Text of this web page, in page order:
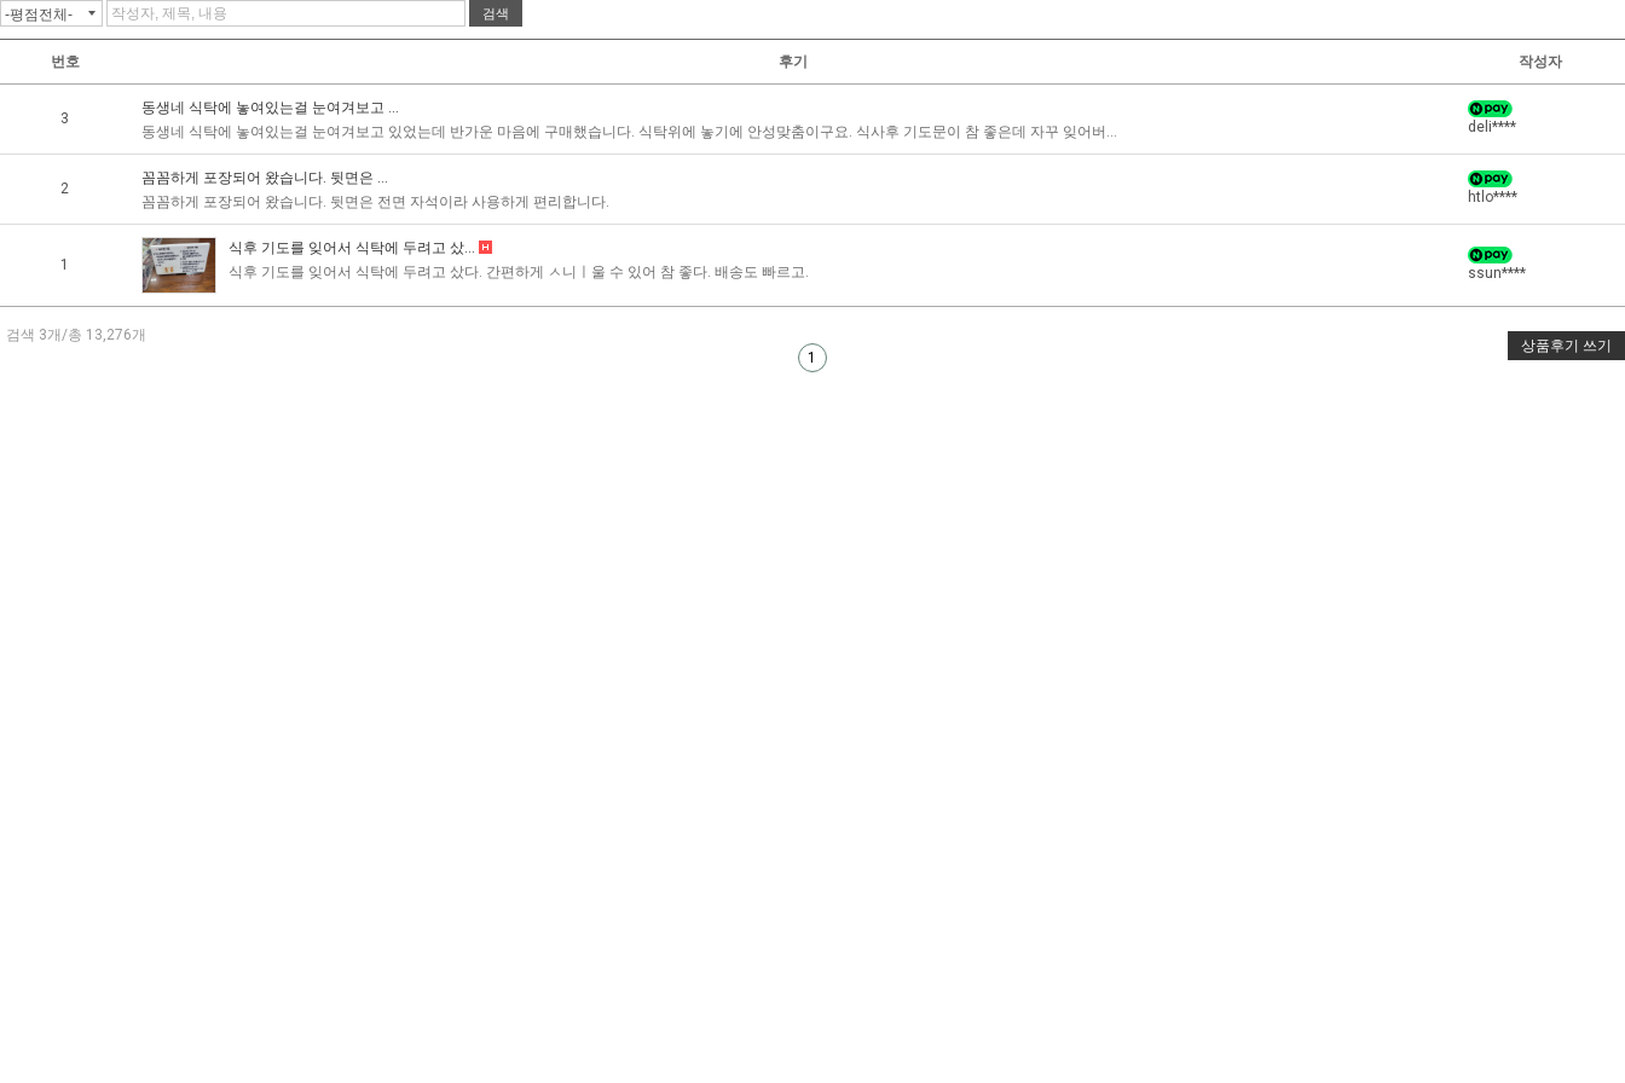
번호 후기 작성자
3
동생네 식탁에 놓여있는걸 눈여겨보고 ...
동생네 식탁에 놓여있는걸 눈여겨보고 있었는데 반가운 마음에 구매했습니다. 식탁위에 놓기에 안성맞춤이구요. 식사후 기도문이 참 좋은데 자꾸 잊어버...
deli****
2
꼼꼼하게 포장되어 왔습니다. 뒷면은 ...
꼼꼼하게 포장되어 왔습니다. 뒷면은 전면 자석이라 사용하게 편리합니다.
htlo****
1
식후 기도를 잊어서 식탁에 두려고 샀...
식후 기도를 잊어서 식탁에 두려고 샀다. 간편하게 ㅅ니ㅣ울 수 있어 참 좋다. 배송도 빠르고.
ssun****
검색 3개/총 13,276개
1